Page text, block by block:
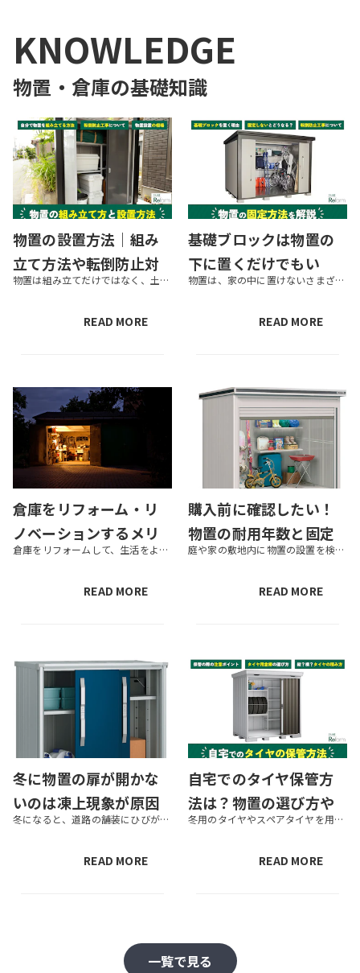
KNOWLEDGE
物置・倉庫の基礎知識
物置の設置方法｜組み
立て方法や転倒防止対
策
物置は組み立てだけではなく、土台を固定するための設置工事が必要です。適切な場所に設置しなければ、台風や地震によって転倒する恐れがあります。転倒すれば中に入っている物や物置本体が破損しかねません。正しい設置方法を知って、転...
READ MORE
基礎ブロックは物置の
下に置くだけでもい
い？物置の固定方法を物置は、家の中に置けないさまざまなものを保管するために便利です。物置を設置する際に基礎ブロックが必要なことは知っていても、基礎ブロックを固定するための工事をすべきか迷っている方もいるかもしれません。物置を設置するにはただ...
READ MORE
倉庫をリフォーム・リ
ノベーションするメリ
ット・デメリットとは倉庫をリフォームして、生活をより豊かにしたいと考えている人もいるでしょう。実際、倉庫をオフィスやカフェなどとして活用している事例も多くあります。しかし、かかる費用や必要な手続きなどがわからず、ためらっているケースもあるで...
READ MORE
購入前に確認したい！
物置の耐用年数と固定
資産税がかかる条件と庭や家の敷地内に物置の設置を検討するにあたり、知っておきたいのが物置の耐用年数と固定資産税についてです。購入した物置によっては、建築確認申請や固定資産税の支払いが必要になったりします。そのため物置を設置する際は、事前に確...
READ MORE
冬に物置の扉が開かな
いのは凍上現象が原因
かも！？ 対策を解説
冬になると、道路の舗装にひびが入り、分解されて盛り上がっている様子を見たことがあるのではないでしょうか。それが凍上現象です。凍上現象は、土に含まれる水分が凍って体積が膨らむことで起きます。これは住まいの庭で起きることもあ...
READ MORE
自宅でのタイヤ保管方
法は？物置の選び方や
劣化を防ぐコツを解
冬用のタイヤやスペアタイヤを用意するには、タイヤの置き場所を確保する必要があります。なかには「屋外に積んで保管しているが、倉庫や収納庫を用意したほうがいいのだろうか」と気になる方もいるでしょう。タイヤは保管状態が悪いと、...
READ MORE
一覧で見る